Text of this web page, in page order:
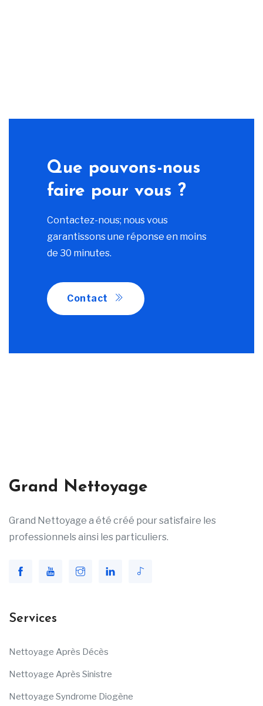
Que pouvons-nous
faire pour vous ?
Contactez-nous; nous vous
garantissons une réponse en moins
de 30 minutes.
Contact
Grand Nettoyage
Grand Nettoyage a été créé pour satisfaire les
professionnels ainsi les particuliers.
Services
Nettoyage Après Décès
Nettoyage Après Sinistre
Nettoyage Syndrome Diogène